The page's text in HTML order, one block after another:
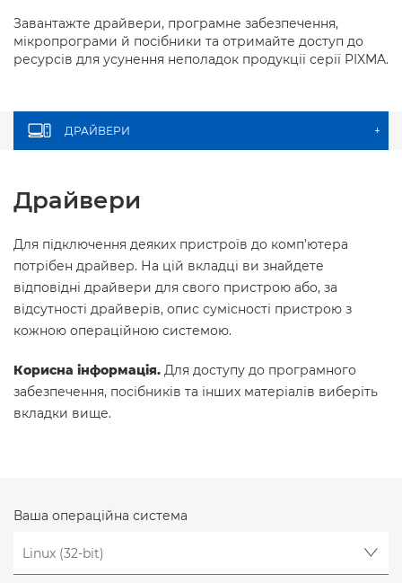
Завантажте драйвери, програмне забезпечення,
мікропрограми й посібники та отримайте доступ до
ресурсів для усунення неполадок продукції серії PIXMA.
ДРАЙВЕРИ +
Драйвери
Для підключення деяких пристроїв до комп’ютера
потрібен драйвер. На цій вкладці ви знайдете
відповідні драйвери для свого пристрою або, за
відсутності драйверів, опис сумісності пристрою з
кожною операційною системою.
Корисна інформація. Для доступу до програмного
забезпечення, посібників та інших матеріалів виберіть
вкладки вище.
Ваша операційна система